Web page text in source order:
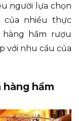
người lựa chọn
của nhiều thực
hầm rượu
với nhu cầu của
hầm